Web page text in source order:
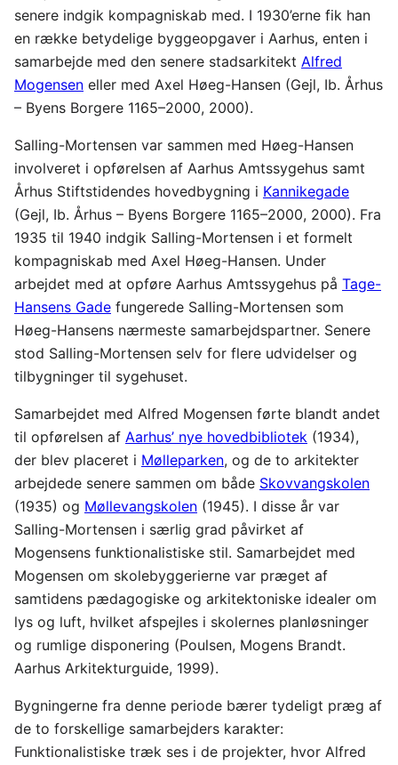
senere indgik kompagniskab med. I 1930’erne fik han
en række betydelige byggeopgaver i Aarhus, enten i
samarbejde med den senere stadsarkitekt Alfred
Mogensen eller med Axel Høeg-Hansen (Gejl, Ib. Århus
– Byens Borgere 1165–2000, 2000).
Salling-Mortensen var sammen med Høeg-Hansen
involveret i opførelsen af Aarhus Amtssygehus samt
Århus Stiftstidendes hovedbygning i Kannikegade
(Gejl, Ib. Århus – Byens Borgere 1165–2000, 2000). Fra
1935 til 1940 indgik Salling-Mortensen i et formelt
kompagniskab med Axel Høeg-Hansen. Under
arbejdet med at opføre Aarhus Amtssygehus på Tage-
Hansens Gade fungerede Salling-Mortensen som
Høeg-Hansens nærmeste samarbejdspartner. Senere
stod Salling-Mortensen selv for flere udvidelser og
tilbygninger til sygehuset.
Samarbejdet med Alfred Mogensen førte blandt andet
til opførelsen af Aarhus’ nye hovedbibliotek (1934),
der blev placeret i Mølleparken, og de to arkitekter
arbejdede senere sammen om både Skovvangskolen
(1935) og Møllevangskolen (1945). I disse år var
Salling-Mortensen i særlig grad påvirket af
Mogensens funktionalistiske stil. Samarbejdet med
Mogensen om skolebyggerierne var præget af
samtidens pædagogiske og arkitektoniske idealer om
lys og luft, hvilket afspejles i skolernes planløsninger
og rumlige disponering (Poulsen, Mogens Brandt.
Aarhus Arkitekturguide, 1999).
Bygningerne fra denne periode bærer tydeligt præg af
de to forskellige samarbejders karakter:
Funktionalistiske træk ses i de projekter, hvor Alfred